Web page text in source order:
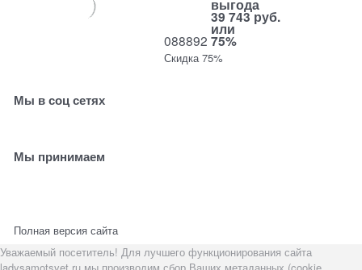
088892
выгода
39 743 руб.
или
75%
Скидка 75%
Мы в соц сетях
Мы принимаем
Полная версия сайта
Уважаемый посетитель! Для лучшего функционирования сайта